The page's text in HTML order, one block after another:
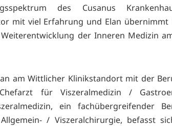
des Cusanus
mit viel Erfahrung und Elan übernimmt
der Inneren Medizin
am Wittlicher Klinikstandort mit der
für Viszeralmedizin /
ein fachübergreifender
/ Viszeralchirurgie, befasst